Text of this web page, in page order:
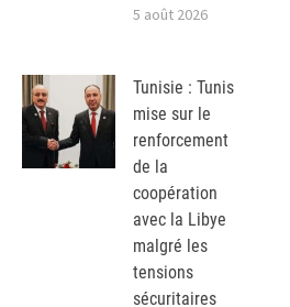
5 août 2026
Tunisie : Tunis
mise sur le
renforcement
de la
coopération
avec la Libye
malgré les
tensions
sécuritaires